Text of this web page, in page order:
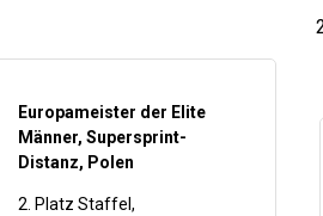
Europameister der Elite
Männer, Supersprint-
Distanz, Polen
2. Platz Staffel,